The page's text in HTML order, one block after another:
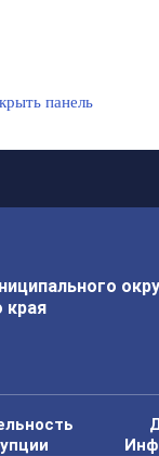
панель
края